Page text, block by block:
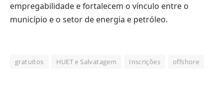
empregabilidade e fortalecem o vínculo entre o
município e o setor de energia e petróleo.
gratuitos HUET e Salvatagem Inscrições offshore